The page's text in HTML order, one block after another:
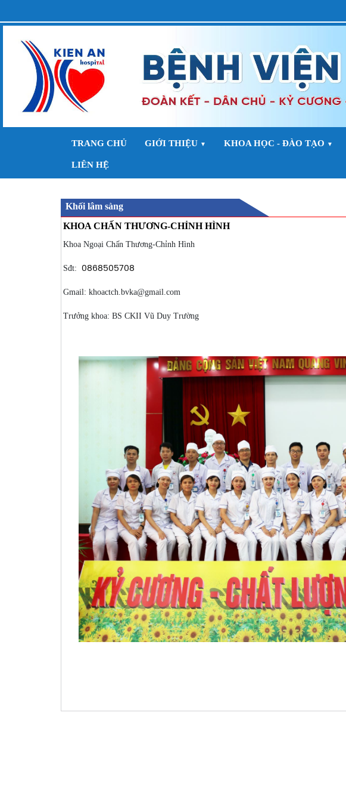
TRANG CHỦ GIỚI THIỆU ▼ KHOA HỌC - ĐÀO TẠO ▼
LIÊN HỆ
Khối lâm sàng
KHOA CHẤN THƯƠNG-CHỈNH HÌNH
Khoa Ngoại Chấn Thương-Chỉnh Hình
Sđt: 0868505708
Gmail: khoactch.bvka@gmail.com
Trưởng khoa: BS CKII Vũ Duy Trường